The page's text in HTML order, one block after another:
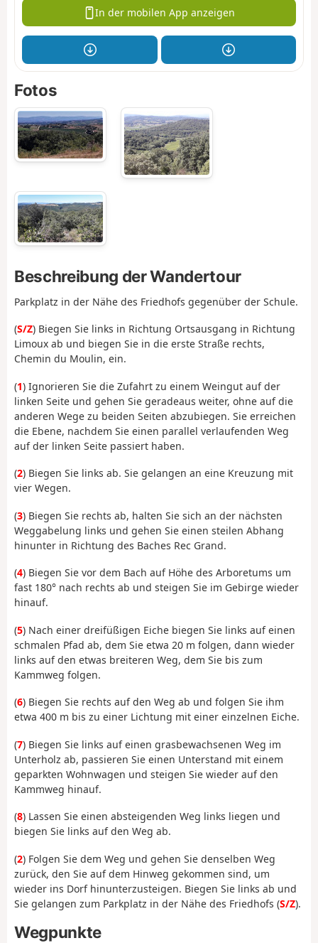
In der mobilen App anzeigen
Fotos
Beschreibung der Wandertour
Parkplatz in der Nähe des Friedhofs gegenüber der Schule.
(S/Z) Biegen Sie links in Richtung Ortsausgang in Richtung
Limoux ab und biegen Sie in die erste Straße rechts,
Chemin du Moulin, ein.
(1) Ignorieren Sie die Zufahrt zu einem Weingut auf der
linken Seite und gehen Sie geradeaus weiter, ohne auf die
anderen Wege zu beiden Seiten abzubiegen. Sie erreichen
die Ebene, nachdem Sie einen parallel verlaufenden Weg
auf der linken Seite passiert haben.
(2) Biegen Sie links ab. Sie gelangen an eine Kreuzung mit
vier Wegen.
(3) Biegen Sie rechts ab, halten Sie sich an der nächsten
Weggabelung links und gehen Sie einen steilen Abhang
hinunter in Richtung des Baches Rec Grand.
(4) Biegen Sie vor dem Bach auf Höhe des Arboretums um
fast 180° nach rechts ab und steigen Sie im Gebirge wieder
hinauf.
(5) Nach einer dreifüßigen Eiche biegen Sie links auf einen
schmalen Pfad ab, dem Sie etwa 20 m folgen, dann wieder
links auf den etwas breiteren Weg, dem Sie bis zum
Kammweg folgen.
(6) Biegen Sie rechts auf den Weg ab und folgen Sie ihm
etwa 400 m bis zu einer Lichtung mit einer einzelnen Eiche.
(7) Biegen Sie links auf einen grasbewachsenen Weg im
Unterholz ab, passieren Sie einen Unterstand mit einem
geparkten Wohnwagen und steigen Sie wieder auf den
Kammweg hinauf.
(8) Lassen Sie einen absteigenden Weg links liegen und
biegen Sie links auf den Weg ab.
(2) Folgen Sie dem Weg und gehen Sie denselben Weg
zurück, den Sie auf dem Hinweg gekommen sind, um
wieder ins Dorf hinunterzusteigen. Biegen Sie links ab und
Sie gelangen zum Parkplatz in der Nähe des Friedhofs (S/Z).
Wegpunkte